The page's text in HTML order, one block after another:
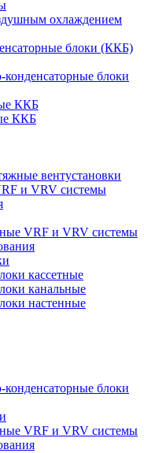
охлаждением
блоки (ККБ)
конденсаторные блоки
ККБ
ККБ
вентустановки
и VRV системы
VRF и VRV системы
кассетные
канальные
настенные
конденсаторные блоки
VRF и VRV системы